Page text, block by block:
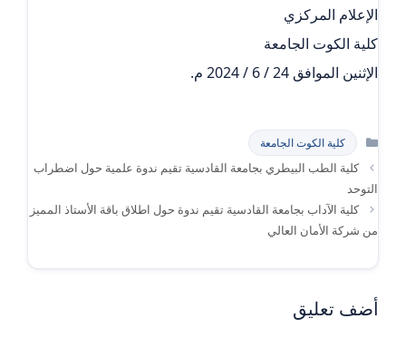
الإعلام المركزي
كلية الكوت الجامعة
الإثنين الموافق 24 / 6 / 2024 م.
التصنيفات
كلية الكوت الجامعة
كلية الطب البيطري بجامعة القادسية تقيم ندوة علمية حول اضطراب
التوحد
كلية الآداب بجامعة القادسية تقيم ندوة حول اطلاق باقة الأستاذ المميز
من شركة الأمان العالي
أضف تعليق